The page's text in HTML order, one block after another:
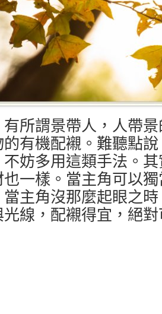
所謂景帶人，人帶
的有機配襯。難聽點
妨多用這類手法。
一樣。當主角可以
主角沒那麼起眼之
線，配襯得宜，絕